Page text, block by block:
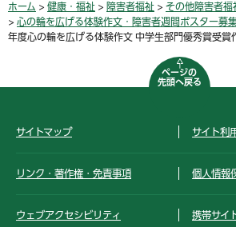
ホーム > 健康・福祉 > 障害者福祉 > その他障害者福
> 心の輪を広げる体験作文・障害者週間ポスター募
年度心の輪を広げる体験作文 中学生部門優秀賞受賞
ページの
先頭へ戻る
サイトマップ サイト利
リンク・著作権・免責事項 個人情報
ウェブアクセシビリティ 携帯サイ